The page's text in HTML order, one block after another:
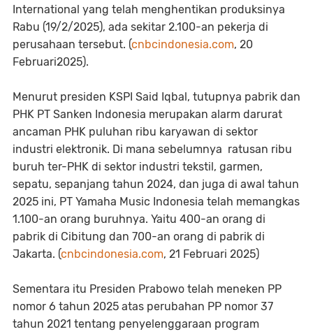
International yang telah menghentikan produksinya
Rabu (19/2/2025), ada sekitar 2.100-an pekerja di
perusahaan tersebut. (cnbcindonesia.com, 20
Februari2025).
Menurut presiden KSPI Said Iqbal, tutupnya pabrik dan
PHK PT Sanken Indonesia merupakan alarm darurat
ancaman PHK puluhan ribu karyawan di sektor
industri elektronik. Di mana sebelumnya ratusan ribu
buruh ter-PHK di sektor industri tekstil, garmen,
sepatu, sepanjang tahun 2024, dan juga di awal tahun
2025 ini, PT Yamaha Music Indonesia telah memangkas
1.100-an orang buruhnya. Yaitu 400-an orang di
pabrik di Cibitung dan 700-an orang di pabrik di
Jakarta. (cnbcindonesia.com, 21 Februari 2025)
Sementara itu Presiden Prabowo telah meneken PP
nomor 6 tahun 2025 atas perubahan PP nomor 37
tahun 2021 tentang penyelenggaraan program